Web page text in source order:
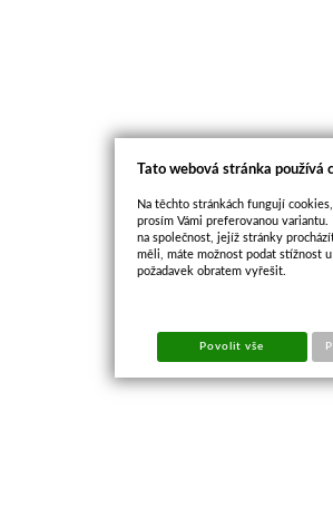
Tato webová stránka používá
Na těchto stránkách fungují
prosím Vámi preferovanou
na společnost, jejíž stránky
měli, máte možnost podat stížnost
požadavek obratem vyřešit.
Povolit vše